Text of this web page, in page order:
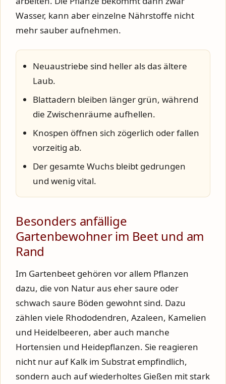
Wasser, kann aber einzelne Nährstoffe nicht
mehr sauber aufnehmen.
Neuaustriebe sind heller als das ältere
Laub.
Blattadern bleiben länger grün, während
die Zwischenräume aufhellen.
Knospen öffnen sich zögerlich oder fallen
vorzeitig ab.
Der gesamte Wuchs bleibt gedrungen
und wenig vital.
Besonders anfällige
Gartenbewohner im Beet und am
Rand
Im Gartenbeet gehören vor allem Pflanzen
dazu, die von Natur aus eher saure oder
schwach saure Böden gewohnt sind. Dazu
zählen viele Rhododendren, Azaleen, Kamelien
und Heidelbeeren, aber auch manche
Hortensien und Heidepflanzen. Sie reagieren
nicht nur auf Kalk im Substrat empfindlich,
sondern auch auf wiederholtes Gießen mit stark